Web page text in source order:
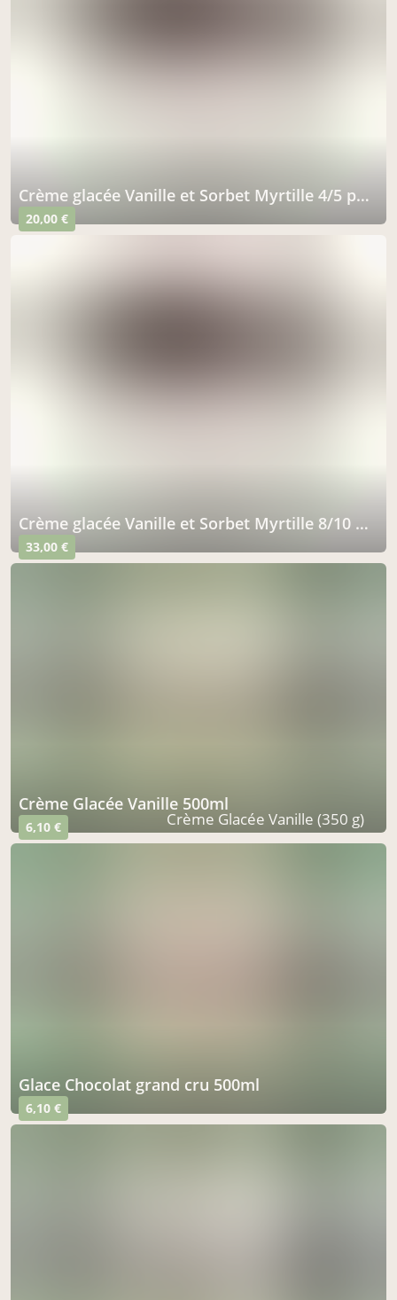
Crème glacée Vanille et Sorbet Myrtille 4/5 parts
20,00 €
Crème glacée Vanille et Sorbet Myrtille 8/10 parts
33,00 €
Crème Glacée Vanille 500ml
6,10 € Crème Glacée Vanille (350 g)
Glace Chocolat grand cru 500ml
6,10 €